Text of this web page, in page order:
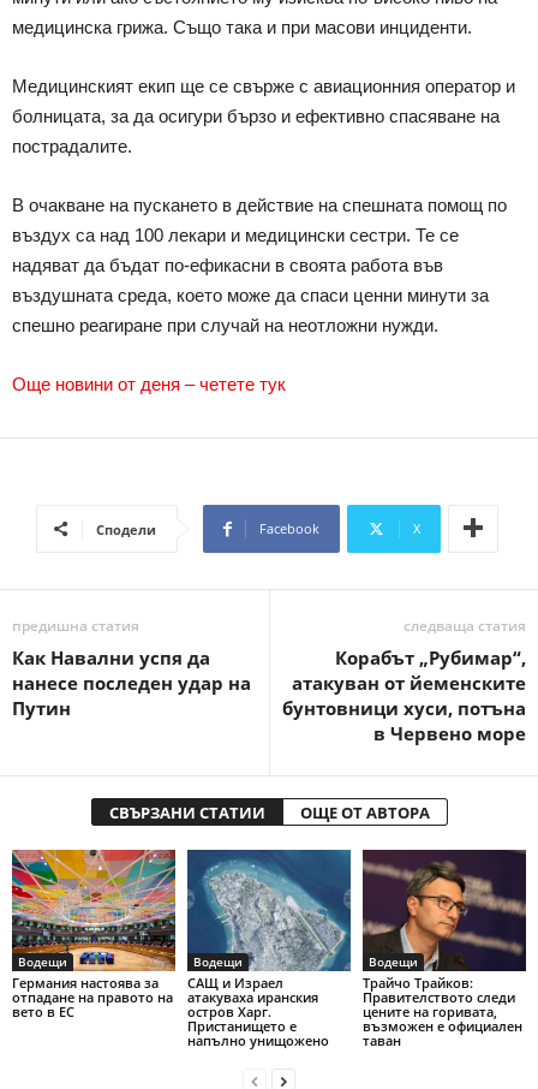
медицинска грижа. Също така и при масови инциденти.
Медицинският екип ще се свърже с авиационния оператор и
болницата, за да осигури бързо и ефективно спасяване на
пострадалите.
В очакване на пускането в действие на спешната помощ по
въздух са над 100 лекари и медицински сестри. Те се
надяват да бъдат по-ефикасни в своята работа във
въздушната среда, което може да спаси ценни минути за
спешно реагиране при случай на неотложни нужди.
Още новини от деня – четете тук
Сподели Facebook X
предишна статия
Как Навални успя да
нанесе последен удар на
Путин
следваща статия
Корабът „Рубимар“,
атакуван от йеменските
бунтовници хуси, потъна
в Червено море
СВЪРЗАНИ СТАТИИ ОЩЕ ОТ АВТОРА
Водещи
Германия настоява за
отпадане на правото на
вето в ЕС
Водещи
САЩ и Израел
атакуваха иранския
остров Харг.
Пристанището е
напълно унищожено
Водещи
Трайчо Трайков:
Правителството следи
цените на горивата,
възможен е официален
таван